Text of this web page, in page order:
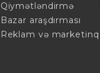
Qiymətləndirmə
Bazar araşdırması
Reklam və marketinq